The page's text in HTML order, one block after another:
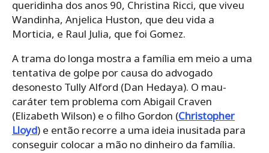
queridinha dos anos 90, Christina Ricci, que viveu
Wandinha, Anjelica Huston, que deu vida a
Morticia, e Raul Julia, que foi Gomez.
A trama do longa mostra a família em meio a uma
tentativa de golpe por causa do advogado
desonesto Tully Alford (Dan Hedaya). O mau-
caráter tem problema com Abigail Craven
(Elizabeth Wilson) e o filho Gordon (Christopher
Lloyd) e então recorre a uma ideia inusitada para
conseguir colocar a mão no dinheiro da família.